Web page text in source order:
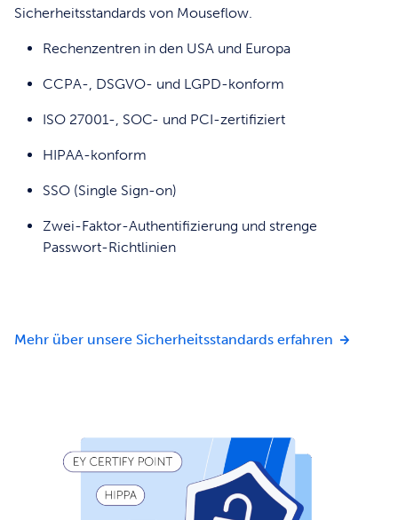
Sicherheitsstandards von Mouseflow.
Rechenzentren in den USA und Europa
CCPA-, DSGVO- und LGPD-konform
ISO 27001-, SOC- und PCI-zertifiziert
HIPAA-konform
SSO (Single Sign-on)
Zwei-Faktor-Authentifizierung und strenge
Passwort-Richtlinien
Mehr über unsere Sicherheitsstandards erfahren Ihre